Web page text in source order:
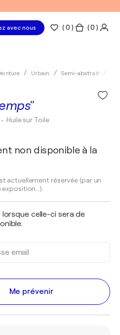
avec nous (0 ) ( 0 )
Urbain Semi-abstrait
• Huile sur Toile
non disponible à la
actuellement réservée (par un
celle-ci sera de
Me prévenir